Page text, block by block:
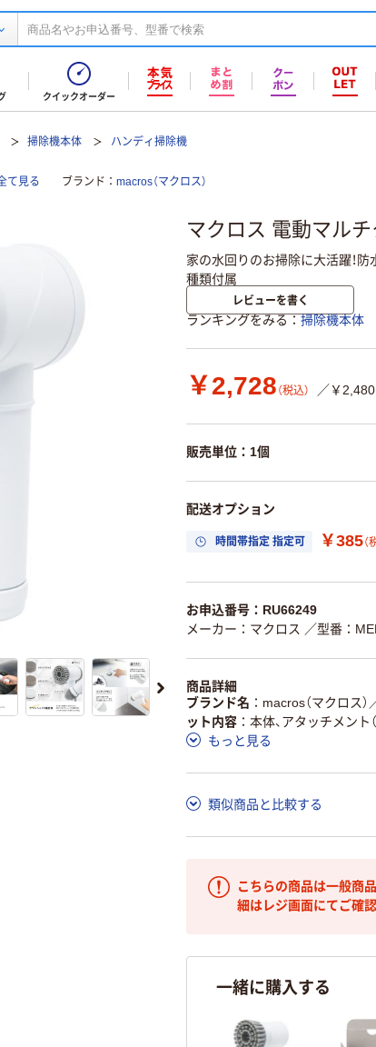
クイックオーダー
掃除機本体 ハンディ掃除機
て見る ブランド macros（マクロス）
マクロス 電動マル
家の水回りのお掃除に大活躍！
種類付属
レビューを書く
ランキングをみる 掃除機本体
￥2,728 （税込） ／￥2,480
販売単位：1個
配送オプション
時間帯指定 指定可 ￥385（
お申込番号：RU66249
メーカー：マクロス ／型番：
商品詳細
ブランド名
macros（マクロス）
ット内容
本体、アタッチメント
もっと見る
類似商品と比較する
こちらの商品は一般商
細はレジ画面にてご確
一緒に購入する